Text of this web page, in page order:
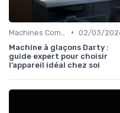
• 02/03/
Machine à glaçons Darty :
guide expert pour choisir
l’appareil idéal chez soi